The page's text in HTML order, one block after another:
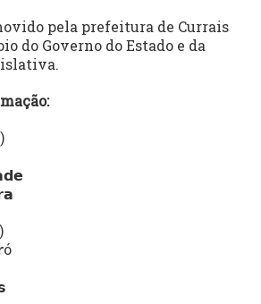
pela prefeitura de Currais
do Governo do Estado e da